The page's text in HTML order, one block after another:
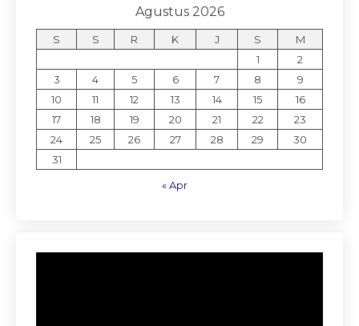
Agustus 2026
S S R K J S
M
1
2
3
4 5 6 7 8
9
10
11 12 13 14 15
16
17
18 19 20 21 22
23
24
25 26 27 28 29
30
31
« Apr